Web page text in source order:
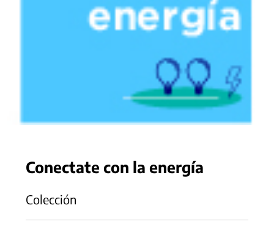
Conectate con la energía
Colección